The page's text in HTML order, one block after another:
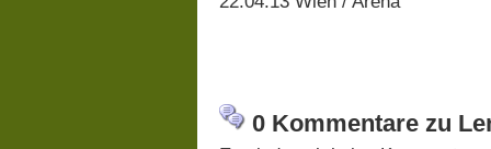
0 Kommentare zu